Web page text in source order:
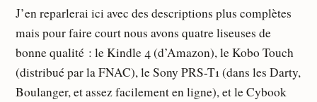
J’en reparlerai ici avec des descriptions plus complètes
mais pour faire court nous avons quatre liseuses de
bonne qualité : le Kindle 4 (d’Amazon), le Kobo Touch
(distribué par la FNAC), le Sony PRS-T1 (dans les Darty,
Boulanger, et assez facilement en ligne), et le Cybook